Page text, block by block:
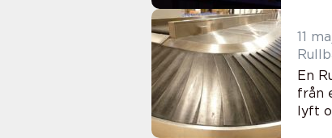
11
En
från
lyft